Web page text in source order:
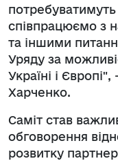
співпрацюємо з
та іншими
Уряду за
Україні і
Харченко.
Саміт став
обговорення
розвитку